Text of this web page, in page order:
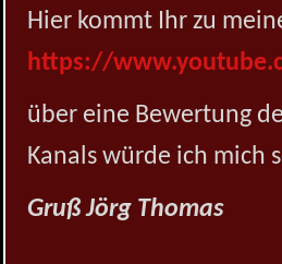
Hier kommt Ihr zu
https://
über eine Bewertung
Kanals würde ich mich
Gruß Jörg Thomas